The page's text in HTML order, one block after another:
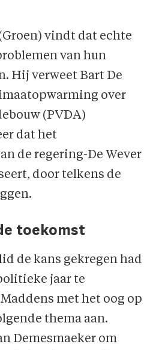
vindt dat echte
van hun
Hij verweet Bart De
over
(PVDA)
dat het
de regering-De Wever
door telkens de
toekomst
de kans gekregen had
jaar te
met het oog op
thema aan.
Demesmaeker om